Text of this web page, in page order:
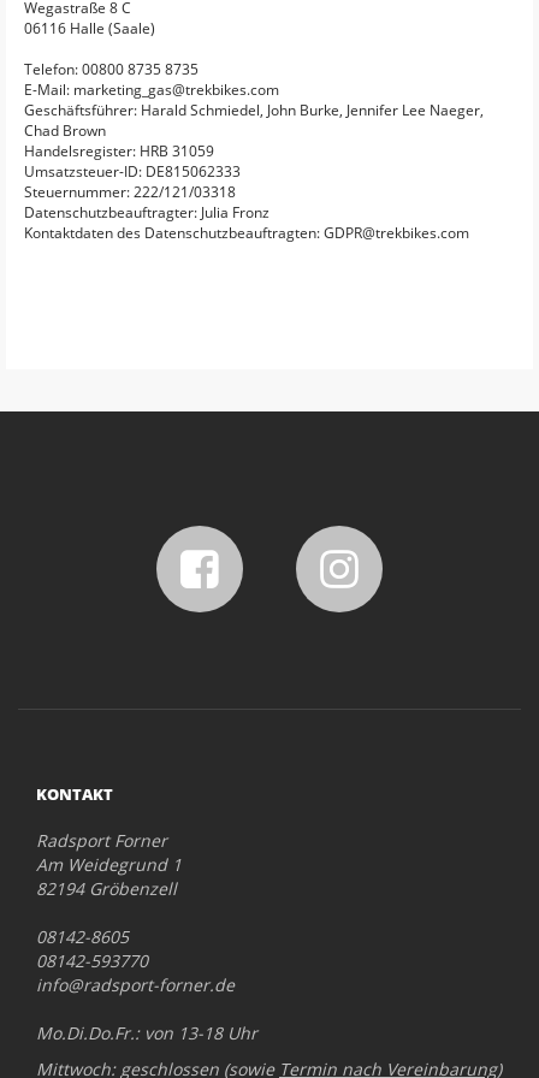
Wegastraße 8 C
06116 Halle (Saale)
Telefon: 00800 8735 8735
E-Mail: marketing_gas@trekbikes.com
Geschäftsführer: Harald Schmiedel, John Burke, Jennifer Lee Naeger,
Chad Brown
Handelsregister: HRB 31059
Umsatzsteuer-ID: DE815062333
Steuernummer: 222/121/03318
Datenschutzbeauftragter: Julia Fronz
Kontaktdaten des Datenschutzbeauftragten: GDPR@trekbikes.com
KONTAKT
Radsport Forner
Am Weidegrund 1
82194 Gröbenzell
08142-8605
08142-593770
info@radsport-forner.de
Mo.Di.Do.Fr.: von 13-18 Uhr
Mittwoch: geschlossen (sowie Termin nach Vereinbarung)